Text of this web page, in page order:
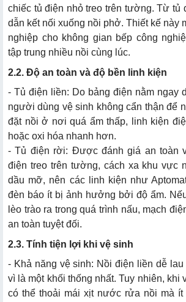
chiếc tủ điện nhỏ treo trên tường. Từ tủ
dẫn kết nối xuống nồi phở. Thiết kế này
nghiệp cho không gian bếp công
tập trung nhiều nồi cùng lúc.
2.2. Độ an toàn và độ bền linh kiện
- Tủ điện liền: Do bảng điện nằm ngay
người dùng vệ sinh không cẩn thận để
đặt nồi ở nơi quá ẩm thấp, linh kiện
hoặc oxi hóa nhanh hơn.
- Tủ điện rời: Được đánh giá an toàn
điện treo trên tường, cách xa khu vực
dầu mỡ, nên các linh kiện như
đèn báo ít bị ảnh hưởng bởi độ ẩm.
lèo trào ra trong quá trình nấu, mạch
an toàn tuyệt đối.
2.3. Tính tiện lợi khi vệ sinh
- Khả năng vệ sinh: Nồi điện liền dễ
vì là một khối thống nhất. Tuy nhiên, khi
có thể thoải mái xịt nước rửa nồi mà